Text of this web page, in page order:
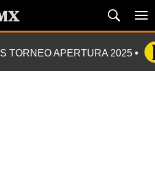
TORNEO APERTURA 2025